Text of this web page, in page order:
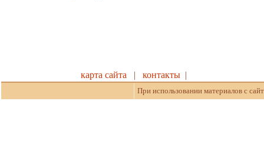
карта сайта | контакты |
При использовании материалов с